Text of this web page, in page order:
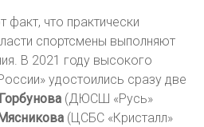
факт, что практически
спортсмены выполняют
В 2021 году высокого
удостоились сразу две
(ДЮСШ «Русь»
(ЦСБС «Кристалл»